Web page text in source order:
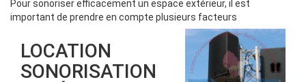
Pour sonoriser efficacement un espace extérieur, il est
important de prendre en compte plusieurs facteurs
LOCATION
SONORISATION